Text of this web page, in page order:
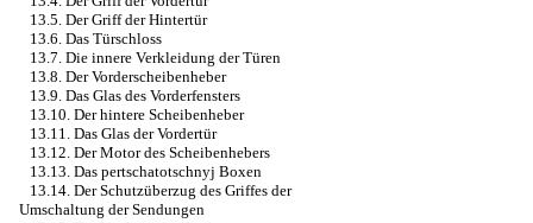
13.5. Der Griff der Hintertür
13.6. Das Türschloss
13.7. Die innere Verkleidung der Türen
13.8. Der Vorderscheibenheber
13.9. Das Glas des Vorderfensters
13.10. Der hintere Scheibenheber
13.11. Das Glas der Vordertür
13.12. Der Motor des Scheibenhebers
13.13. Das pertschatotschnyj Boxen
13.14. Der Schutzüberzug des Griffes der
Umschaltung der Sendungen